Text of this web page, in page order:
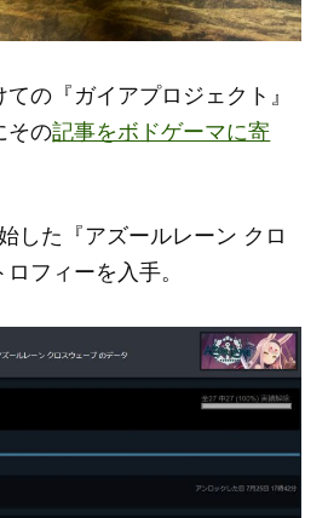
の『ガイアプロジェクト』
その記事をボドゲーマに寄
した『アズールレーン クロ
フィーを入手。